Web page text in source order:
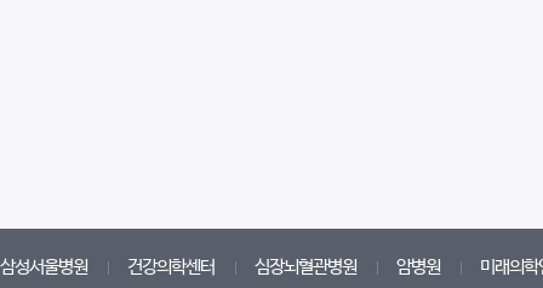
삼성서울병원 건강의학센터 심장뇌혈관병원 암병원 미래의학